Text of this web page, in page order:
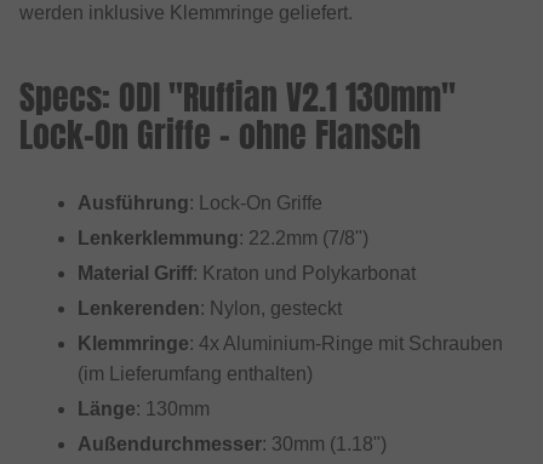
werden inklusive Klemmringe geliefert.
Specs: ODI "Ruffian V2.1 130mm"
Lock-On Griffe - ohne Flansch
Ausführung: Lock-On Griffe
Lenkerklemmung: 22.2mm (7/8")
Material Griff: Kraton und Polykarbonat
Lenkerenden: Nylon, gesteckt
Klemmringe: 4x Aluminium-Ringe mit Schrauben
(im Lieferumfang enthalten)
Länge: 130mm
Außendurchmesser: 30mm (1.18")